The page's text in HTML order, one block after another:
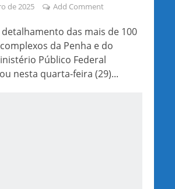
de 2025 Add Comment
das mais de 100
da Penha e do
Público Federal
nesta quarta-feira (29)...